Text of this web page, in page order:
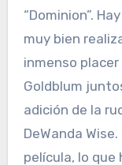
“Dominion”.
muy bien
inmenso placer
Goldblum
adición de la
DeWanda
película, lo que